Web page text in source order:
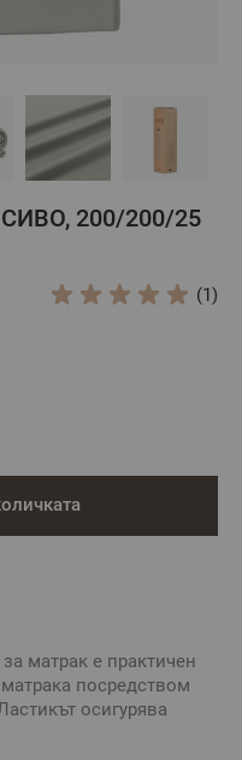
200/200/25
(1)
матрак е практичен
посредством
осигурява
позволяват